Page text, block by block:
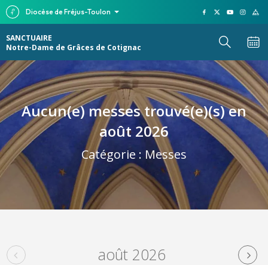
Diocèse de Fréjus-Toulon
SANCTUAIRE
Notre-Dame de Grâces de Cotignac
Aucun(e) messes trouvé(e)(s) en
août 2026
Catégorie : Messes
août 2026